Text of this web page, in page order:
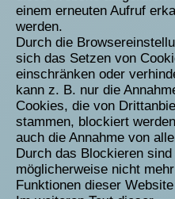
einem erneuten Aufruf
werden.
Durch die
sich das Setzen von
einschränken oder
kann z. B. nur die
Cookies, die von
stammen, blockiert
auch die Annahme von
Durch das Blockieren sind
möglicherweise nicht
Funktionen dieser